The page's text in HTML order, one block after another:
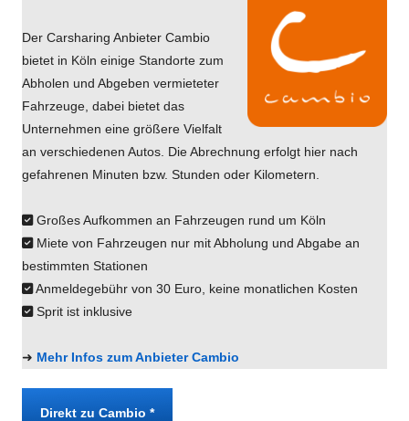
Der Carsharing Anbieter Cambio
bietet in Köln einige Standorte zum
Abholen und Abgeben vermieteter
Fahrzeuge, dabei bietet das
Unternehmen eine größere Vielfalt
an verschiedenen Autos. Die Abrechnung erfolgt hier nach
gefahrenen Minuten bzw. Stunden oder Kilometern.
Großes Aufkommen an Fahrzeugen rund um Köln
Miete von Fahrzeugen nur mit Abholung und Abgabe an
bestimmten Stationen
Anmeldegebühr von 30 Euro, keine monatlichen Kosten
Sprit ist inklusive
➜ Mehr Infos zum Anbieter Cambio
Direkt zu Cambio *